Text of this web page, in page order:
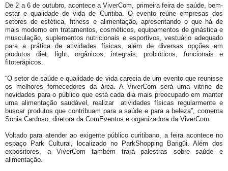
De 2 a 6 de outubro, acontece a ViverCom, primeira feira de saúde, bem-
estar e qualidade de vida de Curitiba. O evento reúne empresas dos
setores de estética, fitness e alimentação, apresentando o que há de
mais moderno em tratamentos, cosméticos, equipamentos de ginástica e
musculação, suplementos nutricionais e esportivos, vestuário adequado
para a prática de atividades físicas, além de diversas opções em
produtos diet, light, orgânicos, integrais, probióticos, funcionais e
fitoterápicos.
“O setor de saúde e qualidade de vida carecia de um evento que reunisse
os melhores fornecedores da área. A ViverCom será uma vitrine de
novidades para o público que está cada dia mais preocupado em manter
uma alimentação saudável, realizar atividades físicas regularmente e
buscar produtos que contribuam para a saúde e para a beleza”, comenta
Sonia Cardoso, diretora da ComEventos e organizadora da ViverCom.
Voltado para atender ao exigente público curitibano, a feira acontece no
espaço Park Cultural, localizado no ParkShopping Barigüi. Além dos
expositores, a ViverCom também trará palestras sobre saúde e
alimentação.